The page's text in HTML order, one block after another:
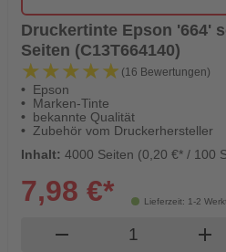
Druckertinte Epson '664'
Seiten (C13T664140)
★★★★★
★★★★★ (16 Bewertungen)
Epson
Marken-Tinte
bekannte Qualität
Zubehör vom Druckerhersteller
Inhalt: 4000 Seiten (0,20 €* / 100
Lieferzeit: 1-2
7,98 €*
remove Produkt add